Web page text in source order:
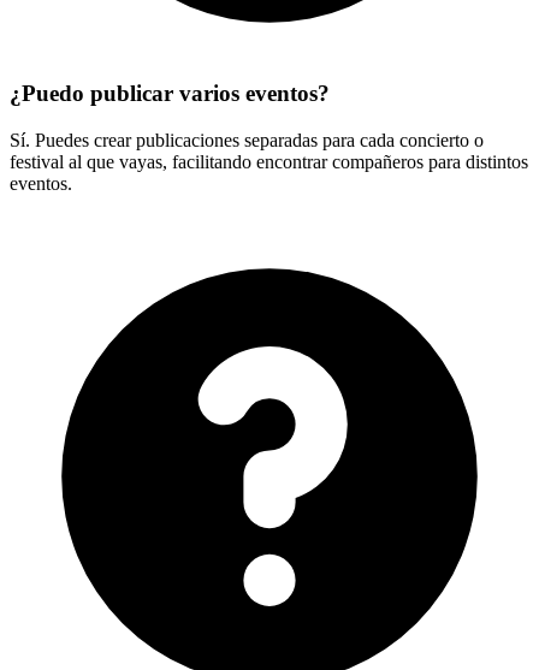
¿Puedo publicar varios eventos?
Sí. Puedes crear publicaciones separadas para cada concierto o
festival al que vayas, facilitando encontrar compañeros para distintos
eventos.